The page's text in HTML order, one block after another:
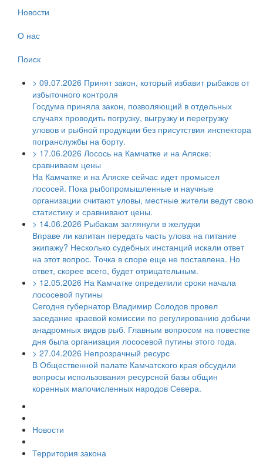
Новости
О нас
Поиск
> 09.07.2026 Принят закон, который избавит рыбаков от
избыточного контроля
Госдума приняла закон, позволяющий в отдельных
случаях проводить погрузку, выгрузку и перегрузку
уловов и рыбной продукции без присутствия инспектора
погранслужбы на борту.
> 17.06.2026 Лосось на Камчатке и на Аляске:
сравниваем цены
На Камчатке и на Аляске сейчас идет промысел
лососей. Пока рыбопромышленные и научные
организации считают уловы, местные жители ведут свою
статистику и сравнивают цены.
> 14.06.2026 Рыбакам заглянули в желудки
Вправе ли капитан передать часть улова на питание
экипажу? Несколько судебных инстанций искали ответ
на этот вопрос. Точка в споре еще не поставлена. Но
ответ, скорее всего, будет отрицательным.
> 12.05.2026 На Камчатке определили сроки начала
лососевой путины
Сегодня губернатор Владимир Солодов провел
заседание краевой комиссии по регулированию добычи
анадромных видов рыб. Главным вопросом на повестке
дня была организация лососевой путины этого года.
> 27.04.2026 Непрозрачный ресурс
В Общественной палате Камчатского края обсудили
вопросы использования ресурсной базы общин
коренных малочисленных народов Севера.
Новости
Территория закона